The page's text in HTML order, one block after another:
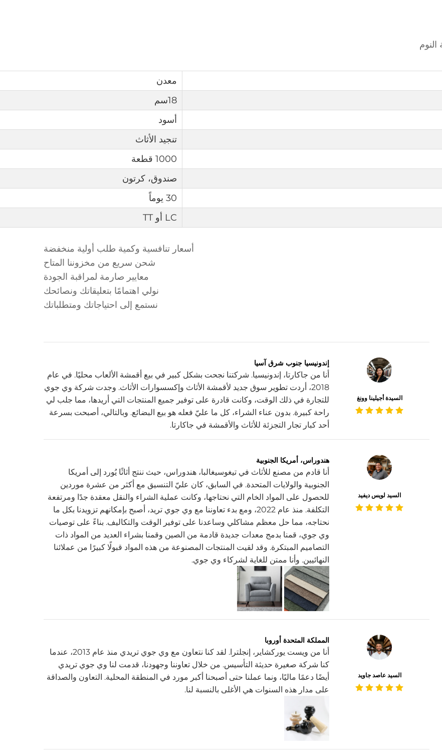
معدن
18سم
أسود
تنجيد الأثاث
1000 قطعة
صندوق، كرتون
30 يوماً
LC أو TT
أسعار تنافسية وكمية طلب أولية منخفضة
شحن سريع من مخزوننا المتاح
معايير صارمة لمراقبة الجودة
نولي اهتمامًا بتعليقاتك ونصائحك
نستمع إلى احتياجاتك ومتطلباتك
السيدة أجيلينا وونغ
إندونيسيا جنوب شرق آسيا
أنا من جاكارتا، إندونيسيا. شركتنا نجحت بشكل كبير في بيع أقمشة الألعاب محليًا. في عام
2018، أردت تطوير سوق جديد لأقمشة الأثاث وإكسسوارات الأثاث. وجدت شركة وي جوي
للتجارة في ذلك الوقت، وكانت قادرة على توفير جميع المنتجات التي أريدها، مما جلب لي
راحة كبيرة. بدون عناء الشراء، كل ما عليّ فعله هو بيع البضائع. وبالتالي، أصبحت بسرعة
أحد كبار تجار التجزئة للأثاث والأقمشة في جاكارتا.
السيد لويس ديفيد
هندوراس، أمريكا الجنوبية
أنا قادم من مصنع للأثاث في تيغوسيغالبا، هندوراس، حيث ننتج أثاثًا يُورد إلى أمريكا
الجنوبية والولايات المتحدة. في السابق، كان عليّ التنسيق مع أكثر من عشرة موردين
للحصول على المواد الخام التي نحتاجها، وكانت عملية الشراء والنقل معقدة جدًا ومرتفعة
التكلفة. منذ عام 2022، ومع بدء تعاوننا مع وي جوي تريد، أصبح بإمكانهم تزويدنا بكل ما
نحتاجه، مما حل معظم مشاكلي وساعدنا على توفير الوقت والتكاليف. بناءً على توصيات
وي جوي، قمنا بدمج معدات جديدة قادمة من الصين وقمنا بشراء العديد من المواد ذات
التصاميم المبتكرة. وقد لقيت المنتجات المصنوعة من هذه المواد قبولًا كبيرًا من عملائنا
النهائيين. وأنا ممتن للغاية لشركاء وي جوي.
السيد عاصد جاويد
المملكة المتحدة أوروبا
أنا من ويست يوركشاير، إنجلترا. لقد كنا نتعاون مع وي جوي تريدي منذ عام 2013، عندما
كنا شركة صغيرة حديثة التأسيس. من خلال تعاوننا وجهودنا، قدمت لنا وي جوي تريدي
أيضًا دعمًا ماليًا، ونما عملنا حتى أصبحنا أكبر مورد في المنطقة المحلية. التعاون والصداقة
على مدار هذه السنوات هي الأغلى بالنسبة لنا.